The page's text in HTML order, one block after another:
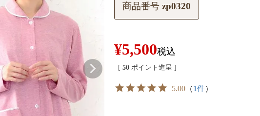
商品番号 zp0320
¥5,500税込
[ 50 ポイント進呈 ]
5.00 （1件）